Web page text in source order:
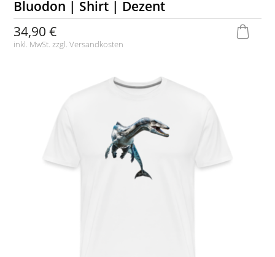
Bluodon | Shirt | Dezent
34,90 €
inkl. MwSt. zzgl.Versandkosten